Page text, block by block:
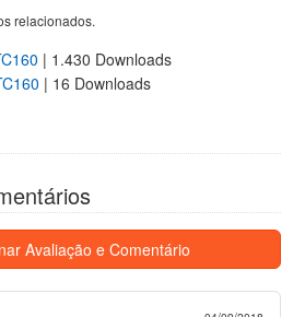
relacionados.
| 1.430 Downloads
| 16 Downloads
Avaliação e Comentário